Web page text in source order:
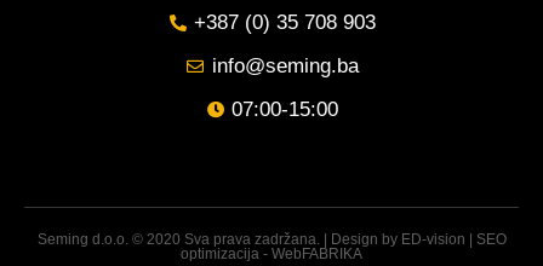
+387 (0) 35 708 903
info@seming.ba
07:00-15:00
Seming d.o.o. © 2020 Sva prava zadržana. | Design by ED-vision
SEO
optimizacija - WebFABRIKA